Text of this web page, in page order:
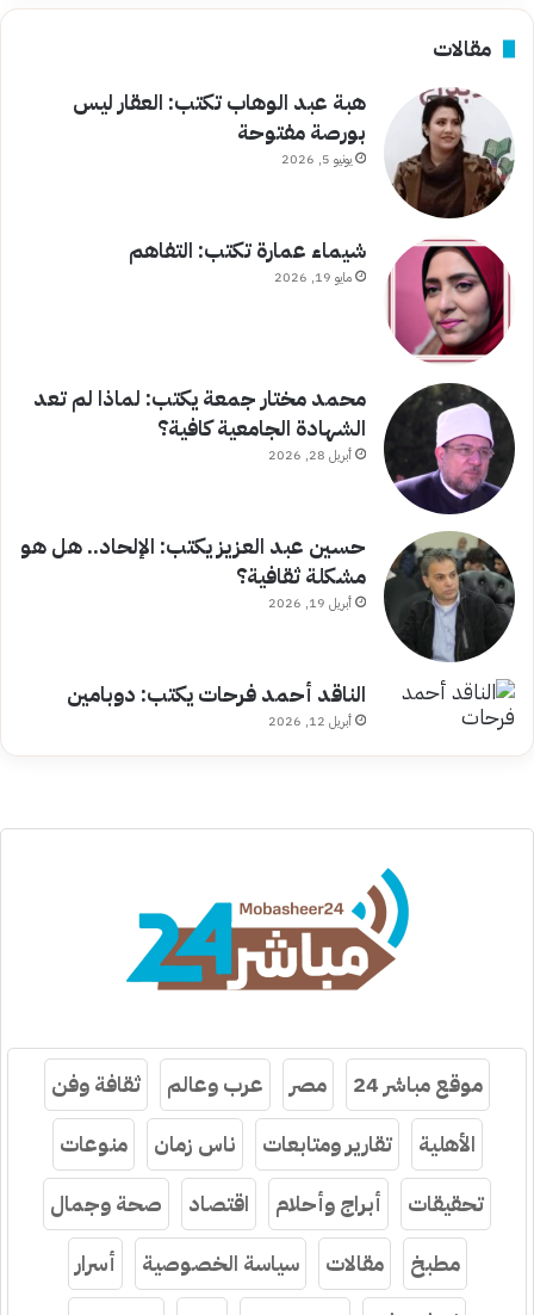
مقالات
هبة عبد الوهاب تكتب: العقار ليس
بورصة مفتوحة
يونيو 5, 2026
شيماء عمارة تكتب: التفاهم
مايو 19, 2026
محمد مختار جمعة يكتب: لماذا لم تعد
الشهادة الجامعية كافية؟
أبريل 28, 2026
حسين عبد العزيز يكتب: الإلحاد.. هل هو
مشكلة ثقافية؟
أبريل 19, 2026
الناقد أحمد فرحات يكتب: دوبامين
أبريل 12, 2026
موقع مباشر 24 مصر عرب وعالم
ثقافة وفن
الأهلية
تقارير ومتابعات ناس زمان
منوعات
تحقيقات
أبراج وأحلام اقتصاد
صحة وجمال
مطبخ
مقالات سياسة الخصوصية
أسرار